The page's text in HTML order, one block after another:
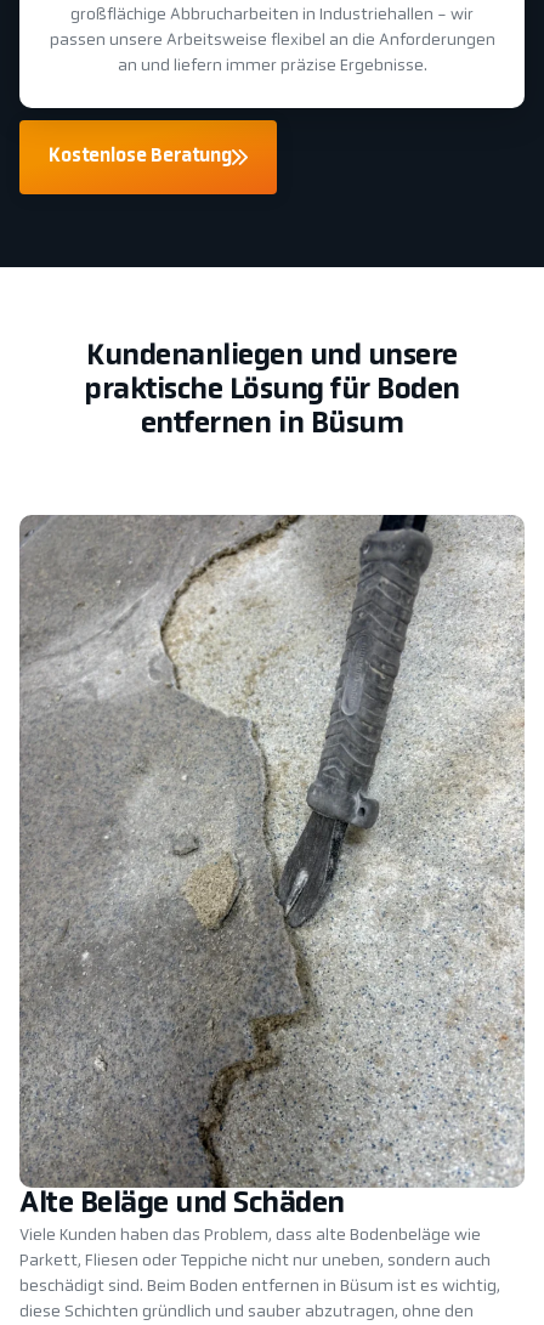
großflächige Abbrucharbeiten in Industriehallen - wir
passen unsere Arbeitsweise flexibel an die Anforderungen
an und liefern immer präzise Ergebnisse.
Kostenlose Beratung
Kundenanliegen und unsere
praktische Lösung für Boden
entfernen in Büsum
Alte Beläge und Schäden
Viele Kunden haben das Problem, dass alte Bodenbeläge wie
Parkett, Fliesen oder Teppiche nicht nur uneben, sondern auch
beschädigt sind. Beim Boden entfernen in Büsum ist es wichtig,
diese Schichten gründlich und sauber abzutragen, ohne den